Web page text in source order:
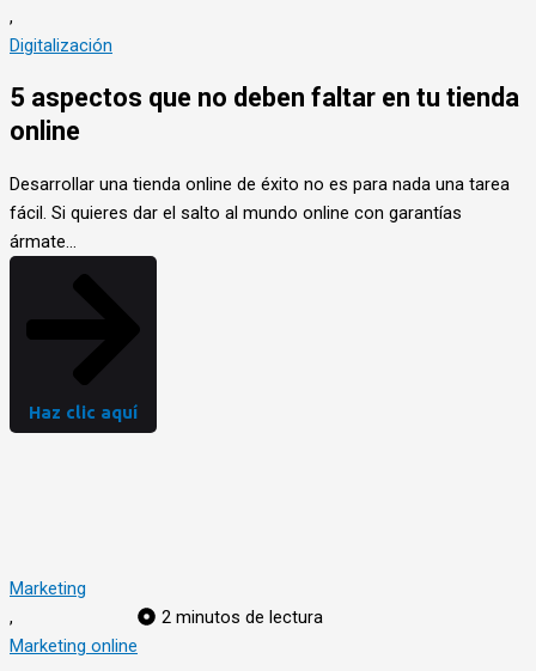
,
Digitalización
5 aspectos que no deben faltar en tu tienda
online
Desarrollar una tienda online de éxito no es para nada una tarea
fácil. Si quieres dar el salto al mundo online con garantías
ármate…
Haz clic aquí
Marketing
,
Marketing online
2 minutos de lectura